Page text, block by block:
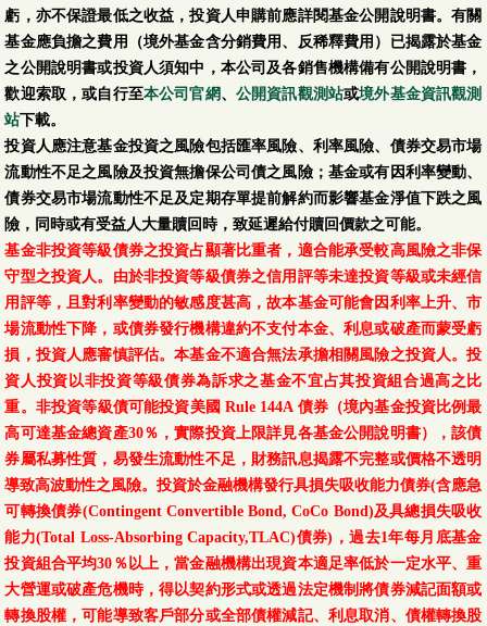
虧，亦不保證最低之收益，投資人申購前應詳閱基金公開說明書。有關
基金應負擔之費用（境外基金含分銷費用、反稀釋費用）已揭露於基金
之公開說明書或投資人須知中，本公司及各銷售機構備有公開說明書，
歡迎索取，或自行至本公司官網、 公開資訊觀測站或境外基金資訊觀測
站下載。
投資人應注意基金投資之風險包括匯率風險、利率風險、債券交易市場
流動性不足之風險及投資無擔保公司債之風險；基金或有因利率變動、
債券交易市場流動性不足及定期存單提前解約而影響基金淨值下跌之風
險，同時或有受益人大量贖回時，致延遲給付贖回價款之可能。
基金非投資等級債券之投資占顯著比重者，適合能承受較高風險之非保
守型之投資人。由於非投資等級債券之信用評等未達投資等級或未經信
用評等，且對利率變動的敏感度甚高，故本基金可能會因利率上升、市
場流動性下降，或債券發行機構違約不支付本金、利息或破產而蒙受虧
損，投資人應審慎評估。本基金不適合無法承擔相關風險之投資人。投
資人投資以非投資等級債券為訴求之基金不宜占其投資組合過高之比
重。非投資等級債可能投資美國 Rule 144A 債券（境內基金投資比例最
高可達基金總資產30％，實際投資上限詳見各基金公開說明書），該債
券屬私募性質，易發生流動性不足，財務訊息揭露不完整或價格不透明
導致高波動性之風險。投資於金融機構發行具損失吸收能力債券(含應急
可轉換債券(Contingent Convertible Bond, CoCo Bond)及具總損失吸收
能力(Total Loss-Absorbing Capacity,TLAC)債券)，過去1年每月底基金
投資組合平均30％以上，當金融機構出現資本適足率低於一定水平、重
大營運或破產危機時，得以契約形式或透過法定機制將債券減記面額或
轉換股權，可能導致客戶部分或全部債權減記、利息取消、債權轉換股